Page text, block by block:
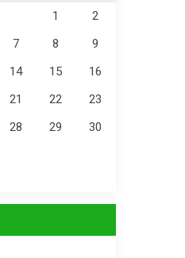
1
2
7 8
9
14 15
16
21 22
23
28 29
30